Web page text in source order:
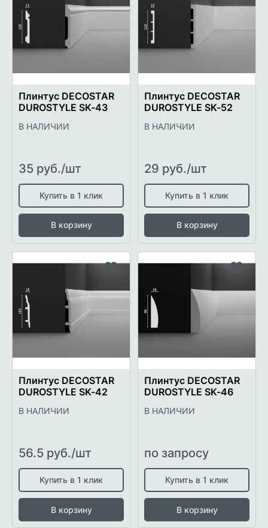
список
желаемого
Плинтус DECOSTAR
DUROSTYLE SK-43
В НАЛИЧИИ
35 руб./шт
Купить в 1 клик
В корзину
Плинтус DECOSTAR
DUROSTYLE SK-52
В НАЛИЧИИ
29 руб./шт
Купить в 1 клик
В корзину
список
желаемого
Плинтус DECOSTAR
DUROSTYLE SK-42
В НАЛИЧИИ
56.5 руб./шт
Купить в 1 клик
В корзину
Плинтус DECOSTAR
DUROSTYLE SK-46
В НАЛИЧИИ
по запросу
Купить в 1 клик
В корзину